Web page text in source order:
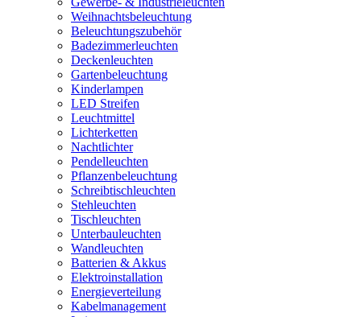
Weihnachtsbeleuchtung
Beleuchtungszubehör
Badezimmerleuchten
Deckenleuchten
Gartenbeleuchtung
Kinderlampen
LED Streifen
Leuchtmittel
Lichterketten
Nachtlichter
Pendelleuchten
Pflanzenbeleuchtung
Schreibtischleuchten
Stehleuchten
Tischleuchten
Unterbauleuchten
Wandleuchten
Batterien & Akkus
Elektroinstallation
Energieverteilung
Kabelmanagement